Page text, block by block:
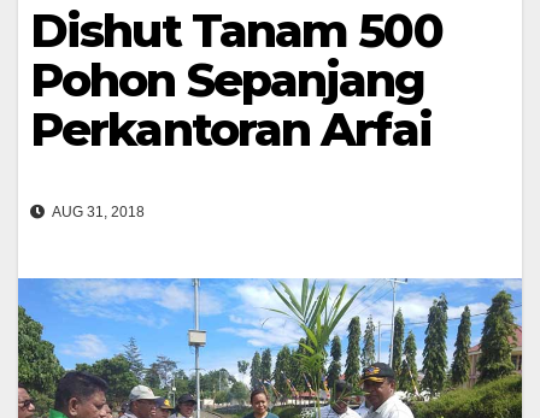
Dishut Tanam 500
Pohon Sepanjang
Perkantoran Arfai
AUG 31, 2018